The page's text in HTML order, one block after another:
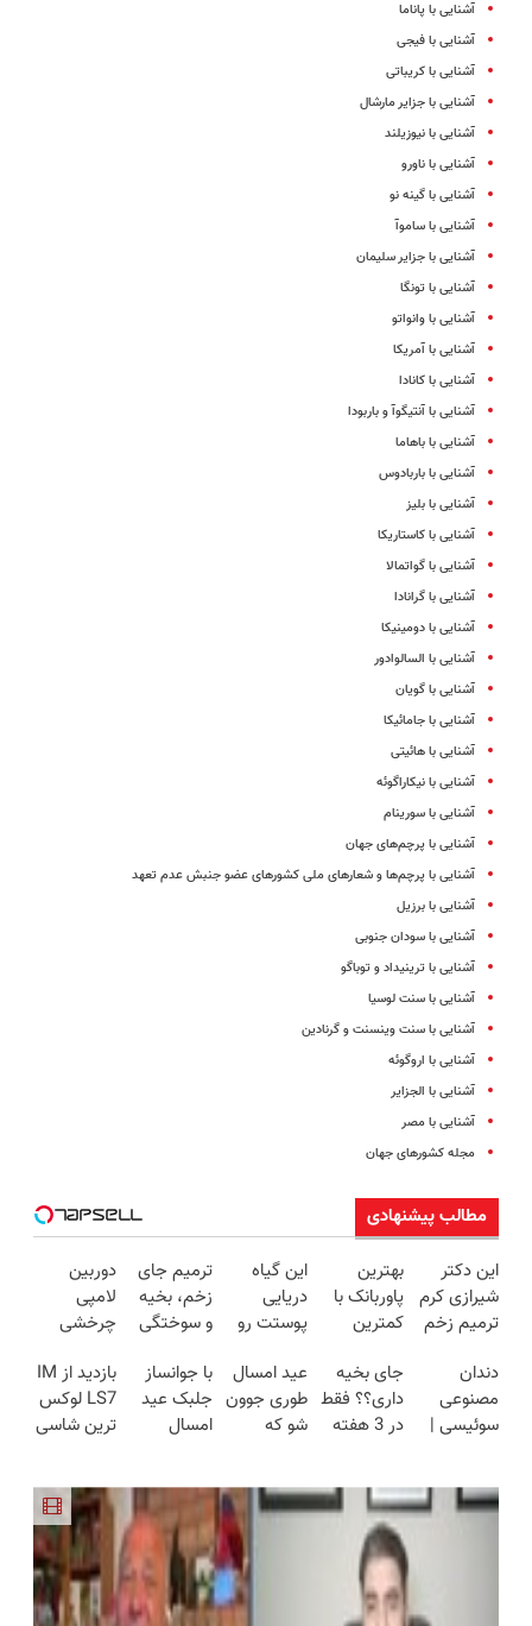
آشنایی با پاناما
آشنایی با فیجی
آشنایی با کریباتی
آشنایی با جزایر مارشال
آشنایی با نیوزیلند
آشنایی با ناورو
آشنایی با گینه نو
آشنایی با ساموآ
آشنایی با جزایر سلیمان
آشنایی با تونگا
آشنایی با وانواتو
آشنایی با آمریکا
آشنایی با کانادا
آشنایی با آنتیگوآ و باربودا
آشنایی با باهاما
آشنایی با باربادوس
آشنایی با بلیز
آشنایی با کاستاریکا
آشنایی با گواتمالا
آشنایی با گرانادا
آشنایی با دومینیکا
آشنایی با السالوادور
آشنایی با گویان
آشنایی با جامائیکا
آشنایی با هائیتی
آشنایی با نیکاراگوئه
آشنایی با سورینام
آشنایی با پرچم‌های جهان
آشنایی با پرچم‌ها و شعارهای ملی کشورهای عضو جنبش عدم تعهد
آشنایی با برزیل
آشنایی با سودان جنوبی
آشنایی با ترینیداد و توباگو
آشنایی با سنت لوسیا
آشنایی با سنت وینسنت و گرنادین
آشنایی با اروگوئه
آشنایی با الجزایر
آشنایی با مصر
مجله کشورهای جهان
مطالب پیشنهادی
این دکتر
شیرازی کرم
ترمیم زخم
ساخت!!!
بهترین
پاوربانک با
کمترین
این گیاه
دریایی
پوستت رو
میکنه
انگار20سال
جوون شدی
خرید
ترمیم جای
زخم، بخیه
و سوختگی
هفته!!😍
دوربین
لامپی
چرخشی
فقط امروز
حراج شد🔥
پرداخت
دندان
مصنوعی
سوئیسی |
طبیعی!
رایگان+پرداخت
جای بخیه
داری؟؟ فقط
در 3 هفته
عید امسال
طوری جوون
شو که
با جوانساز
جلبک عید
امسال
بازدید از IM
LS7 لوکس
ترین شاسی
باشگاه
انقلاب